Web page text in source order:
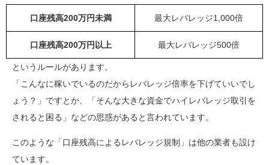
口座残高200万円未満 最大レバレッジ1,000倍
口座残高200万円以上 最大レバレッジ500倍
というルールがあります。
「こんなに稼いでいるのだからレバレッジ倍率を下げていいでし
ょう？」ですとか、「そんな大きな資金でハイレバレッジ取引を
されると困る」などの思惑があると言われています。
このような「口座残高によるレバレッジ規制」は他の業者も設け
ています。